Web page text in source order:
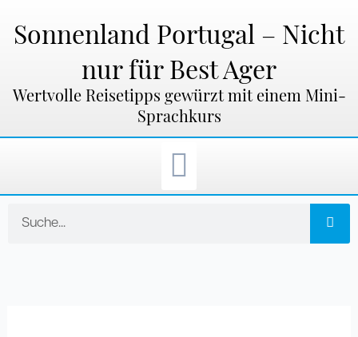
Inhalt
springen
Sonnenland Portugal – Nicht
nur für Best Ager
Wertvolle Reisetipps gewürzt mit einem Mini-
Sprachkurs